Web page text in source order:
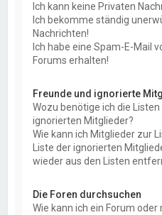
Ich kann keine Privaten
Ich bekomme ständig
Nachrichten!
Ich habe eine Spam-E-Mail
Forums erhalten!
Freunde und ignorierte
Wozu benötige ich die Listen
ignorierten Mitglieder?
Wie kann ich Mitglieder zur
Liste der ignorierten
wieder aus den Listen
Die Foren durchsuchen
Wie kann ich ein Forum oder